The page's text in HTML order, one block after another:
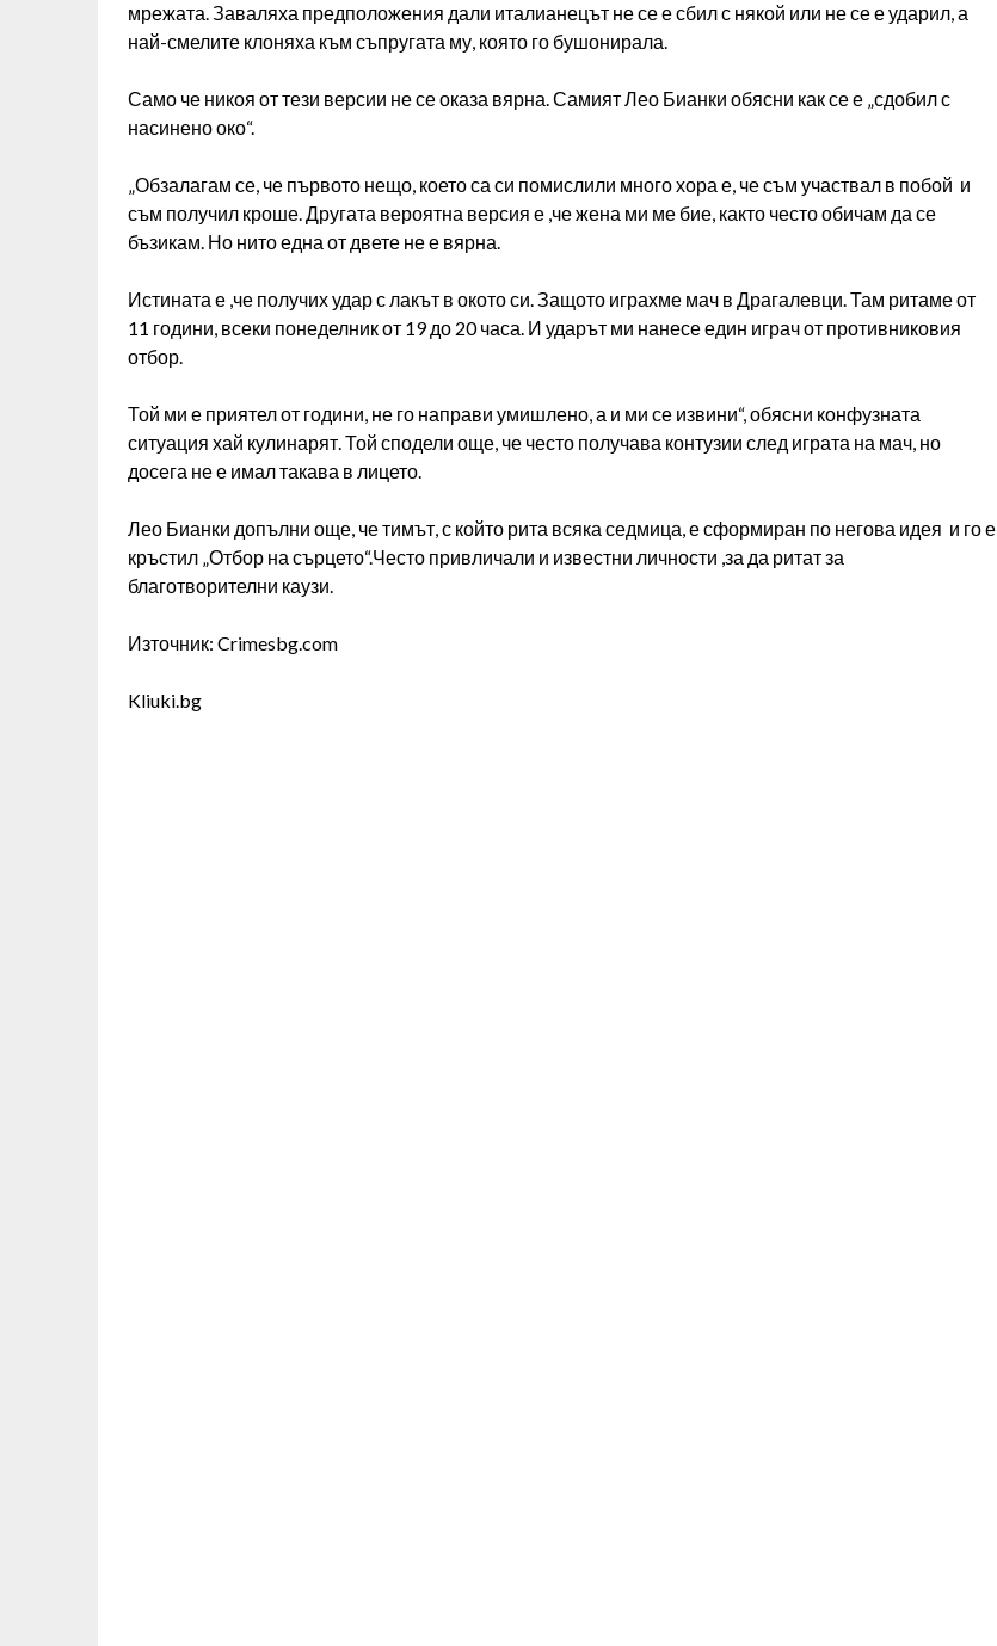
мрежата. Заваляха предположения дали италианецът не се е сбил с някой или не се е ударил, а
най-смелите клоняха към съпругата му, която го бушонирала.
Само че никоя от тези версии не се оказа вярна. Самият Лео Бианки обясни как се е „сдобил с
насинено око“.
„Обзалагам се, че първото нещо, което са си помислили много хора е, че съм участвал в побой и
съм получил кроше. Другата вероятна версия е ,че жена ми ме бие, както често обичам да се
бъзикам. Но нито една от двете не е вярна.
Истината е ,че получих удар с лакът в окото си. Защото играхме мач в Драгалевци. Там ритаме от
11 години, всеки понеделник от 19 до 20 часа. И ударът ми нанесе един играч от противниковия
отбор.
Той ми е приятел от години, не го направи умишлено, а и ми се извини“, обясни конфузната
ситуация хай кулинарят. Той сподели още, че често получава контузии след играта на мач, но
досега не е имал такава в лицето.
Лео Бианки допълни още, че тимът, с който рита всяка седмица, е сформиран по негова идея и го е
кръстил „Отбор на сърцето“.Често привличали и известни личности ,за да ритат за
благотворителни каузи.
Източник: Crimesbg.com
Kliuki.bg